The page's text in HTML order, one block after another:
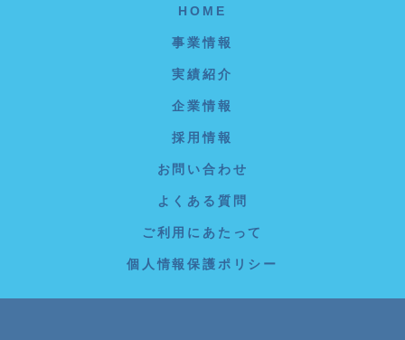
HOME
事業情報
実績紹介
企業情報
採用情報
お問い合わせ
よくある質問
ご利用にあたって
個人情報保護ポリシー